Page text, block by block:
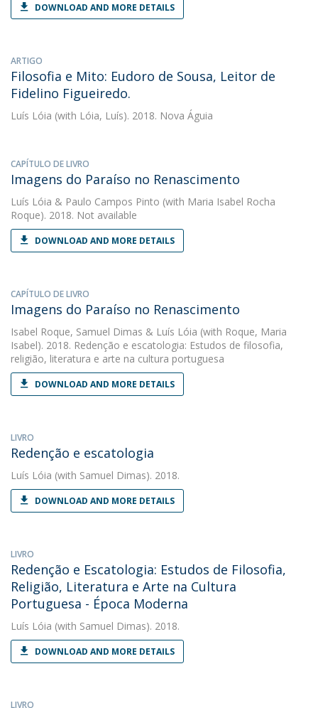
DOWNLOAD AND MORE DETAILS
ARTIGO
Filosofia e Mito: Eudoro de Sousa, Leitor de
Fidelino Figueiredo.
Luís Lóia (with Lóia, Luís). 2018. Nova Águia
CAPÍTULO DE LIVRO
Imagens do Paraíso no Renascimento
Luís Lóia & Paulo Campos Pinto (with Maria Isabel Rocha
Roque). 2018. Not available
DOWNLOAD AND MORE DETAILS
CAPÍTULO DE LIVRO
Imagens do Paraíso no Renascimento
Isabel Roque, Samuel Dimas & Luís Lóia (with Roque, Maria
Isabel). 2018. Redenção e escatologia: Estudos de filosofia,
religião, literatura e arte na cultura portuguesa
DOWNLOAD AND MORE DETAILS
LIVRO
Redenção e escatologia
Luís Lóia (with Samuel Dimas). 2018.
DOWNLOAD AND MORE DETAILS
LIVRO
Redenção e Escatologia: Estudos de Filosofia,
Religião, Literatura e Arte na Cultura
Portuguesa - Época Moderna
Luís Lóia (with Samuel Dimas). 2018.
DOWNLOAD AND MORE DETAILS
LIVRO